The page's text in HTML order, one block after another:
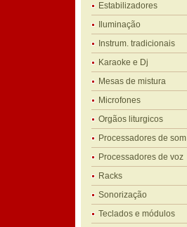
Estabilizadores
Iluminação
Instrum. tradicionais
Karaoke e Dj
Mesas de mistura
Microfones
Orgãos liturgicos
Processadores de som
Processadores de voz
Racks
Sonorização
Teclados e módulos